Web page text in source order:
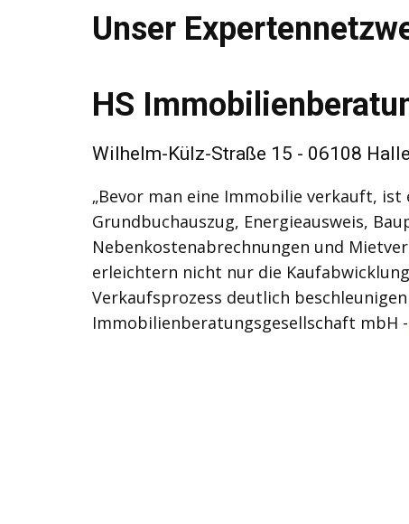
Unser
HS
Wilhelm-Külz-Straße 15 - 06108
„Bevor man eine Immobilie verkauft,
Grundbuchauszug, Energieausweis,
Nebenkostenabrechnungen und
erleichtern nicht nur die
Verkaufsprozess deutlich
Immobilienberatungsgesellschaft mbH -